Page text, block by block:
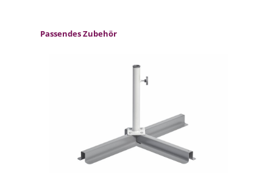
Produktgalerie überspringen
Passendes Zubehör